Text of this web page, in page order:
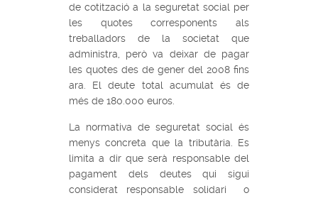
de cotització a la seguretat social per
les quotes corresponents als
treballadors de la societat que
administra, però va deixar de pagar
les quotes des de gener del 2008 fins
ara. El deute total acumulat és de
més de 180.000 euros.
La normativa de seguretat social és
menys concreta que la tributària. Es
limita a dir que serà responsable del
pagament dels deutes qui sigui
considerat responsable solidari o